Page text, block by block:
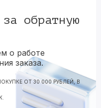
обратную
о работе
заказа.
ОТ 30 000 РУБЛЕЙ, В